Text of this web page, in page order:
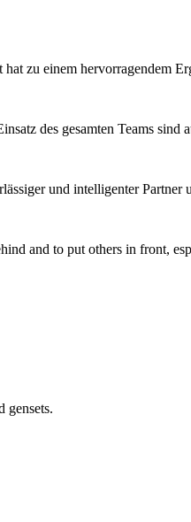
zu einem hervorragendem
des gesamten Teams sind
und intelligenter Partner
and to put others in front,
gensets.